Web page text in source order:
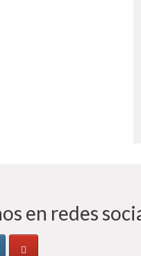
en redes